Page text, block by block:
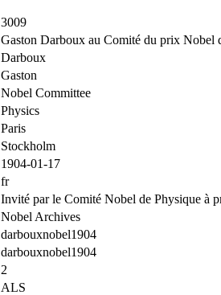
3009
Gaston Darboux au Comité du prix Nobel
Darboux
Gaston
Nobel Committee
Physics
Paris
Stockholm
1904-01-17
fr
Invité par le Comité Nobel de Physique à
Nobel Archives
darbouxnobel1904
darbouxnobel1904
2
ALS